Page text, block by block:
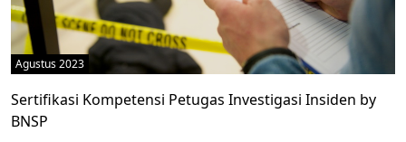
Agustus 2023
Sertifikasi Kompetensi Petugas Investigasi Insiden by
BNSP